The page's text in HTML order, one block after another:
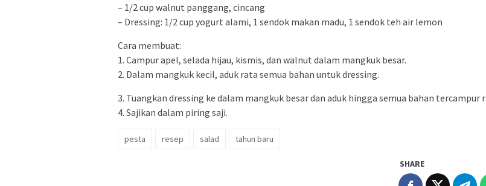
– 1/2 cup walnut panggang, cincang
– Dressing: 1/2 cup yogurt alami, 1 sendok makan madu, 1 sendok teh air lemon
Cara membuat:
1. Campur apel, selada hijau, kismis, dan walnut dalam mangkuk besar.
2. Dalam mangkuk kecil, aduk rata semua bahan untuk dressing.
3. Tuangkan dressing ke dalam mangkuk besar dan aduk hingga semua bahan tercampur
4. Sajikan dalam piring saji.
pesta resep salad tahun baru
SHARE